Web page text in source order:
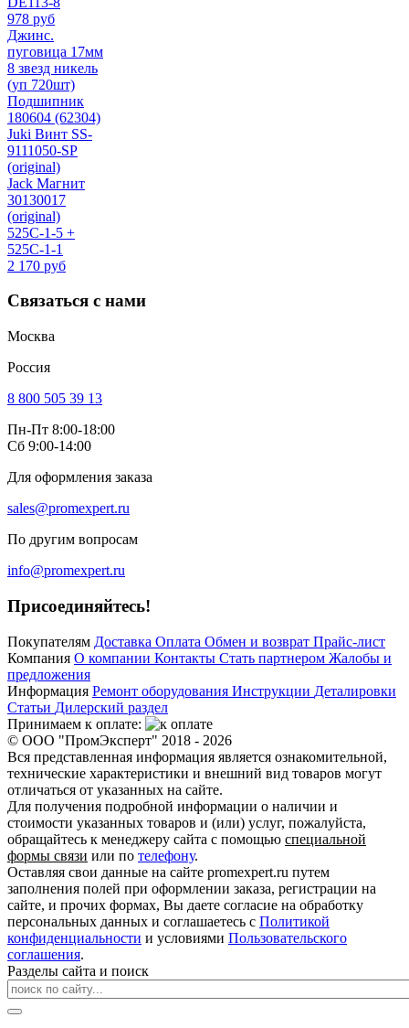
978 руб
Джинс.
пуговица 17мм
8 звезд никель
(уп 720шт)
Подшипник
180604 (62304)
Juki Винт SS-
9111050-SP
(original)
Jack Магнит
30130017
(original)
525C-1-5 +
525C-1-1
2 170 руб
Связаться с нами
Москва
Россия
8 800 505 39 13
Пн-Пт 8:00-18:00
Сб 9:00-14:00
Для оформления заказа
sales@promexpert.ru
По другим вопросам
info@promexpert.ru
Присоединяйтесь!
Покупателям Доставка Оплата Обмен и возврат Прайс-лист
Компания О компании Контакты Стать партнером Жалобы и
предложения
Информация Ремонт оборудования Инструкции Деталировки
Статьи Дилерский раздел
Принимаем к оплате:
© ООО "ПромЭксперт" 2018 - 2026
Вся представленная информация является ознакомительной,
технические характеристики и внешний вид товаров могут
отличаться от указанных на сайте.
Для получения подробной информации о наличии и
стоимости указанных товаров и (или) услуг, пожалуйста,
обращайтесь к менеджеру сайта с помощью специальной
формы связи или по телефону.
Оставляя свои данные на сайте promexpert.ru путем
заполнения полей при оформлении заказа, регистрации на
сайте, и прочих формах, Вы даете согласие на обработку
персональных данных и соглашаетесь с Политикой
конфиденциальности и условиями Пользовательского
соглашения.
Разделы сайта и поиск